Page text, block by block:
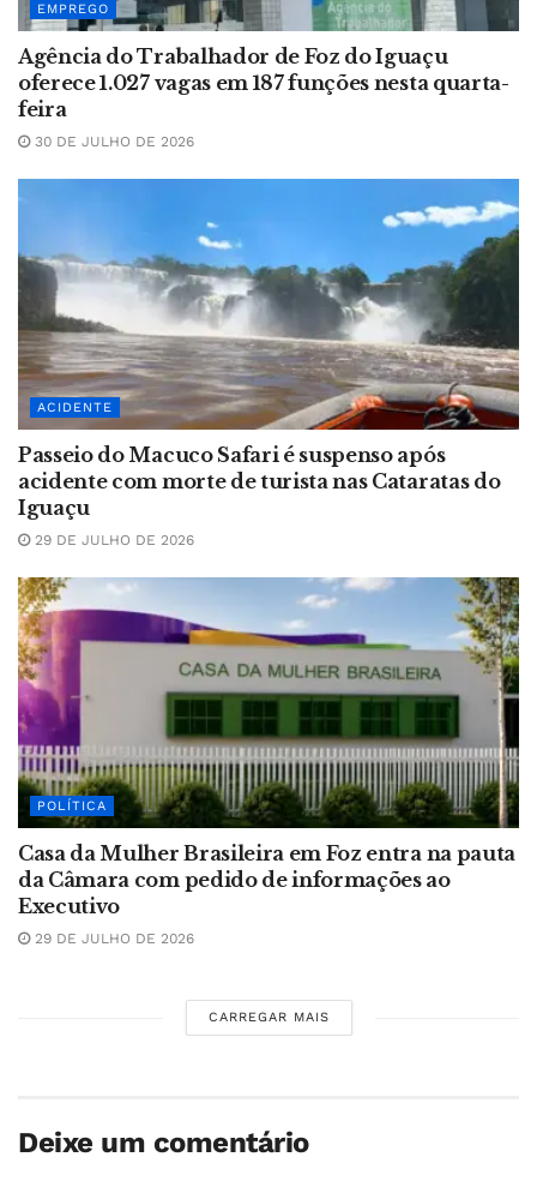
EMPREGO
Agência do Trabalhador de Foz do Iguaçu
oferece 1.027 vagas em 187 funções nesta quarta-
feira
30 DE JULHO DE 2026
ACIDENTE
Passeio do Macuco Safari é suspenso após
acidente com morte de turista nas Cataratas do
Iguaçu
29 DE JULHO DE 2026
POLÍTICA
Casa da Mulher Brasileira em Foz entra na pauta
da Câmara com pedido de informações ao
Executivo
29 DE JULHO DE 2026
CARREGAR MAIS
Deixe um comentário